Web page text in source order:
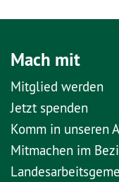
Mach mit
Mitglied werden
Jetzt spenden
Komm in unseren
Mitmachen im